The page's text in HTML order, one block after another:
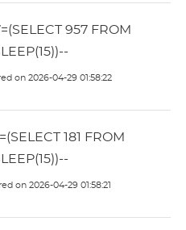
957 FROM
on 2026-04-29 01:58:22
181 FROM
on 2026-04-29 01:58:21